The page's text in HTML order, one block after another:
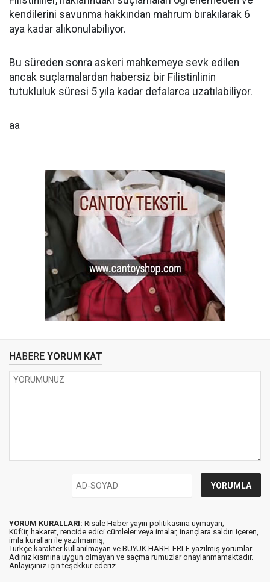
kendilerini savunma hakkından mahrum bırakılarak 6
aya kadar alıkonulabiliyor.
Bu süreden sonra askeri mahkemeye sevk edilen
ancak suçlamalardan habersiz bir Filistinlinin
tutukluluk süresi 5 yıla kadar defalarca uzatılabiliyor.
aa
HABERE YORUM KAT
YORUM KURALLARI: Risale Haber yayın politikasına uymayan;
Küfür, hakaret, rencide edici cümleler veya imalar, inançlara saldırı içeren,
imla kuralları ile yazılmamış,
Türkçe karakter kullanılmayan ve BÜYÜK HARFLERLE yazılmış yorumlar
Adınız kısmına uygun olmayan ve saçma rumuzlar onaylanmamaktadır.
Anlayışınız için teşekkür ederiz.